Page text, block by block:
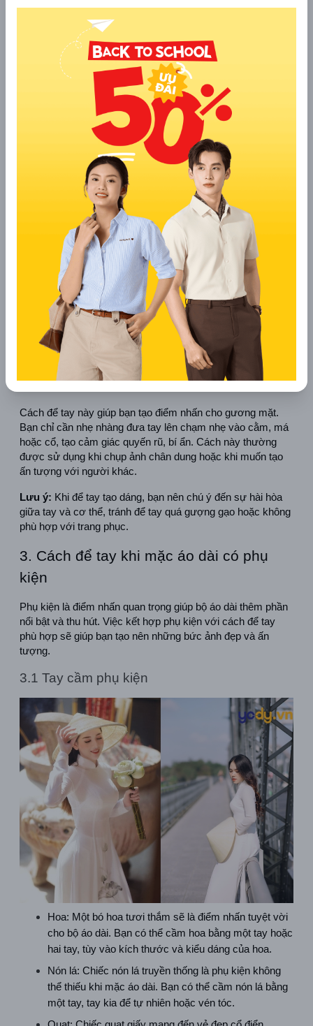
này thường được sử dụng khi chụp ảnh ngoài trời, tạo nên
những bức hình đẹp và ấn tượng.
2.4 Chắp tay sau lưng
Cách để tay này giúp bạn tạo dáng quý phái, sang trọng.
Bạn chỉ cần chắp hai tay sau lưng, tạo cảm giác thanh lịch,
quý phái. Cách này thường được sử dụng trong các buổi lễ
trang trọng hoặc khi chụp ảnh kỷ niệm.
2.5 Tay đưa lên chạm nhẹ vào cằm, má hoặc
cổ
Cách để tay này giúp bạn tạo điểm nhấn cho gương mặt.
Bạn chỉ cần nhẹ nhàng đưa tay lên chạm nhẹ vào cằm, má
hoặc cổ, tạo cảm giác quyến rũ, bí ẩn. Cách này thường
được sử dụng khi chụp ảnh chân dung hoặc khi muốn tạo
ấn tượng với người khác.
Lưu ý: Khi để tay tạo dáng, bạn nên chú ý đến sự hài hòa
giữa tay và cơ thể, tránh để tay quá gượng gạo hoặc không
phù hợp với trang phục.
3. Cách để tay khi mặc áo dài có phụ
kiện
Phụ kiện là điểm nhấn quan trọng giúp bộ áo dài thêm phần
nổi bật và thu hút. Việc kết hợp phụ kiện với cách để tay
phù hợp sẽ giúp bạn tạo nên những bức ảnh đẹp và ấn
tượng.
3.1 Tay cầm phụ kiện
Hoa: Một bó hoa tươi thắm sẽ là điểm nhấn tuyệt vời
cho bộ áo dài. Bạn có thể cầm hoa bằng một tay hoặc
hai tay, tùy vào kích thước và kiểu dáng của hoa.
Nón lá: Chiếc nón lá truyền thống là phụ kiện không
thể thiếu khi mặc áo dài. Bạn có thể cầm nón lá bằng
một tay, tay kia để tự nhiên hoặc vén tóc.